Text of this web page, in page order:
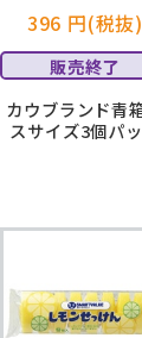
396 円(税抜)
販売終了
カウブランド青
スサイズ3個パ